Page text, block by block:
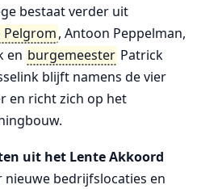
bestaat verder uit
Pelgrom, Antoon Peppelman,
en burgemeester Patrick
blijft namens de vier
en richt zich op het
uit het Lente Akkoord
nieuwe bedrijfslocaties en